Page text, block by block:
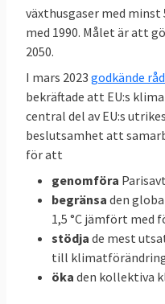
Sverige
se källan.
Svenskarnas
och utsläpp i
växthusgaser med
med 1990. Målet är att
2050.
I mars 2023 godkände
bekräftade att EU:s
central del av EU:s
beslutsamhet att
för att
genomföra
begränsa den
1,5 °C jämfört med
stödja de mest
till
öka den kollektiva